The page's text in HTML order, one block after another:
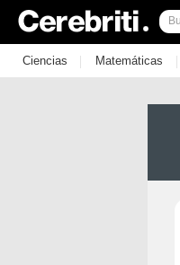
Ciencias | Matemáticas |